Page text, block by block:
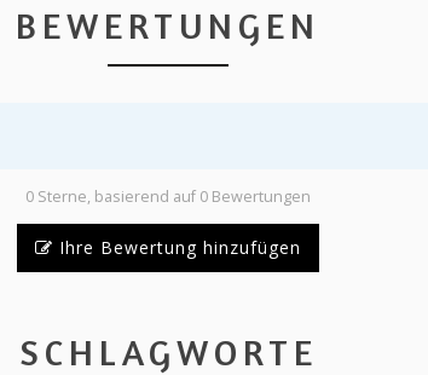
BEWERTUNGEN
0 Sterne, basierend auf 0 Bewertungen
Ihre Bewertung hinzufügen
SCHLAGWORTE